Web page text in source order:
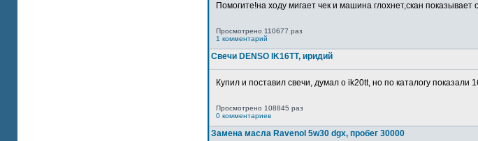
Помогите!на ходу мигает чек и машина глохнет,скан
Просмотрено 110677 раз
1 комментарий
Свечи DENSO IK16TT, иридий
Купил и поставил свечи, думал о ik20tt, но по каталогу
Просмотрено 108845 раз
0 комментариев
Замена масла Ravenol 5w30 dgx, пробег 30000